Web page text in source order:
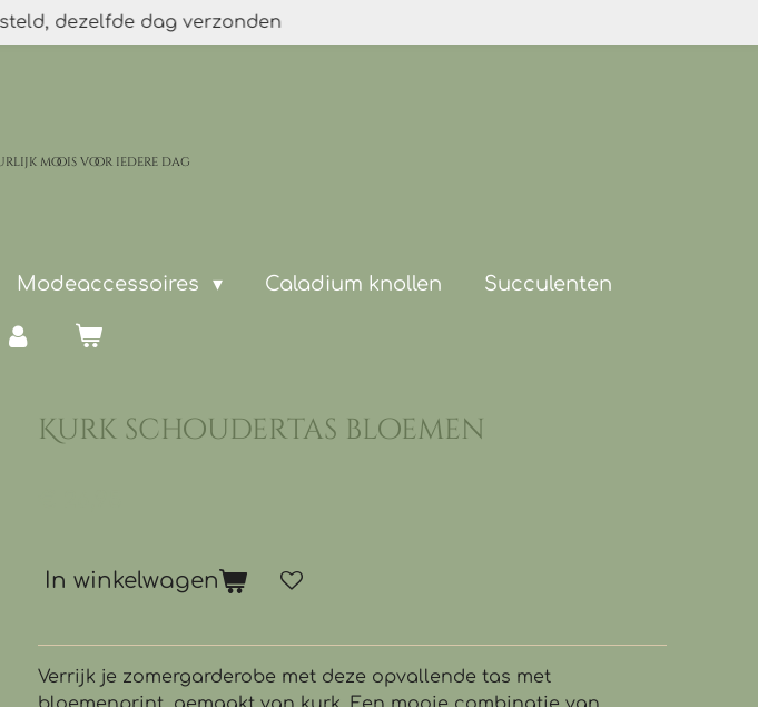
dezelfde dag verzonden
moois voor iedere dag
Modeaccessoires Caladium knollen Succulenten
Kurk schoudertas bloemen
In winkelwagen
Verrijk je zomergarderobe met deze opvallende tas met